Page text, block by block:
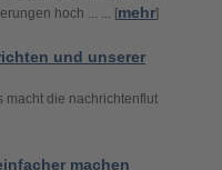
hoch ... ... [mehr]
und unserer
macht die nachrichtenflut
machen